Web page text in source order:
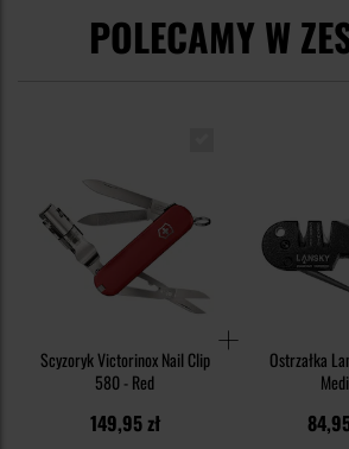
POLECAMY W
Scyzoryk Victorinox Nail Clip
580 - Red
149,95 zł
Ostrzałka